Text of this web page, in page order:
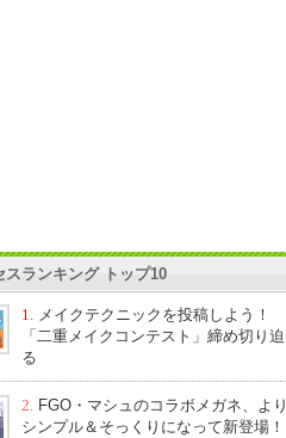
スランキング トップ10
1.
メイクテクニックを投稿しよう！
「二重メイクコンテスト」締め切り迫
る
2. FGO・マシュのコラボメガネ、より
シンプル＆そっくりになって新登場！